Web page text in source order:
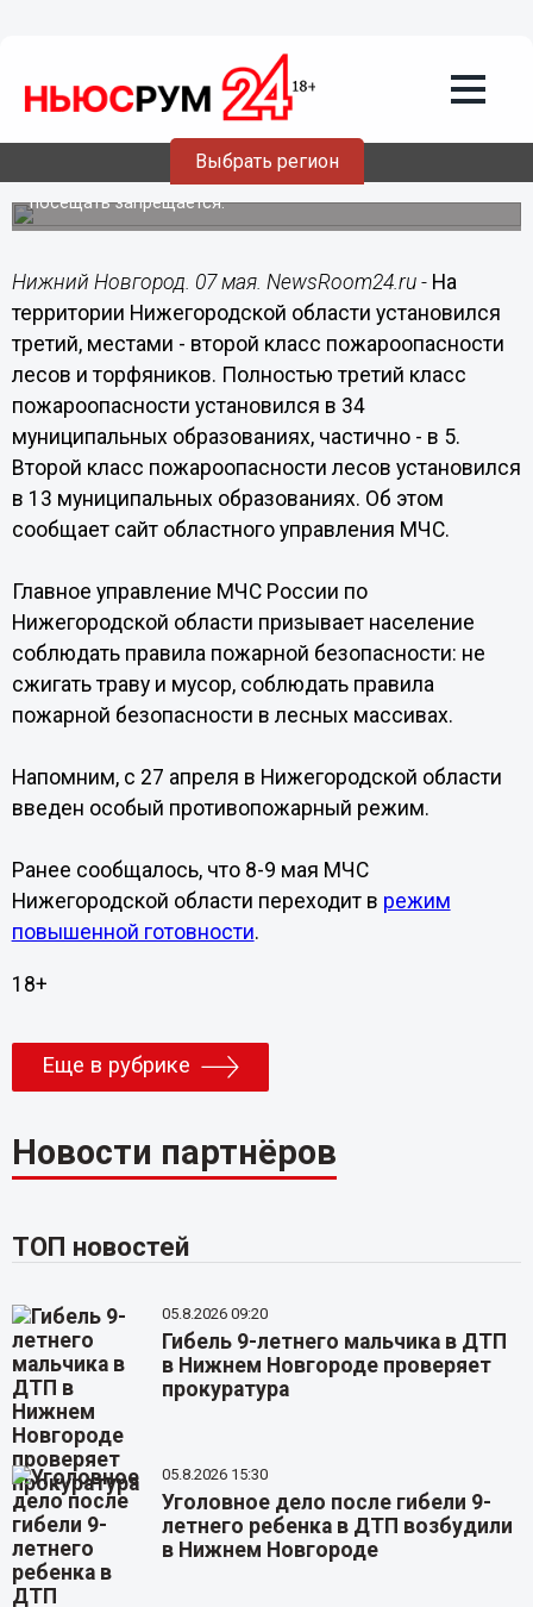
Выбрать регион
В 39 районах Нижегородской области
установился 3-й класс
пожароопасности лесов
При наступлении 4-5 классов пожарной опасности леса
посещать запрещается.
Нижний Новгород. 07 мая. NewsRoom24.ru - На
территории Нижегородской области установился
третий, местами - второй класс пожароопасности
лесов и торфяников. Полностью третий класс
пожароопасности установился в 34
муниципальных образованиях, частично - в 5.
Второй класс пожароопасности лесов установился
в 13 муниципальных образованиях. Об этом
сообщает сайт областного управления МЧС.
Главное управление МЧС России по
Нижегородской области призывает население
соблюдать правила пожарной безопасности: не
сжигать траву и мусор, соблюдать правила
пожарной безопасности в лесных массивах.
Напомним, с 27 апреля в Нижегородской области
введен особый противопожарный режим.
Ранее сообщалось, что 8-9 мая МЧС
Нижегородской области переходит в режим
повышенной готовности.
18+
Еще в рубрике
Новости партнёров
ТОП новостей
05.8.2026 09:20
Гибель 9-летнего мальчика в ДТП
в Нижнем Новгороде проверяет
прокуратура
05.8.2026 15:30
Уголовное дело после гибели 9-
летнего ребенка в ДТП возбудили
в Нижнем Новгороде